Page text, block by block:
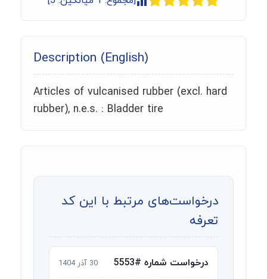
Description (English)
Articles of vulcanised rubber (excl. hard
rubber), n.e.s. : Bladder tire
درخواست‌های مرتبط با این کد
تعرفه
درخواست شماره #5553 30 آذر 1404